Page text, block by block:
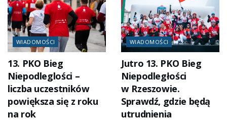
WIADOMOŚCI
13. PKO Bieg
Niepodleglości –
liczba uczestników
powiększa się z roku
na rok
WIADOMOŚCI
Jutro 13. PKO Bieg
Niepodległości
w Rzeszowie.
Sprawdź, gdzie będą
utrudnienia